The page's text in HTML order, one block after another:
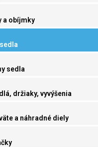
a obíjmky
sedla
držiaky, vyvýšenia
a náhradné diely